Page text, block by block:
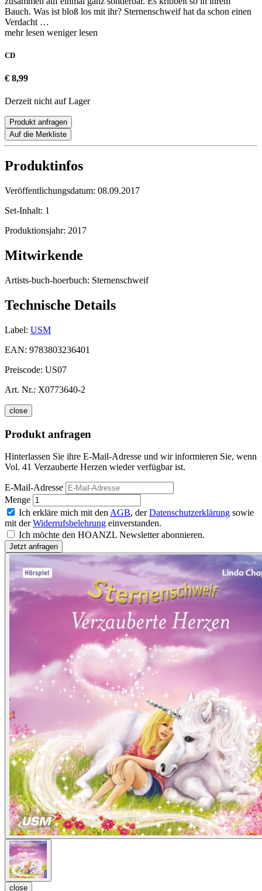
Bauch. Was ist bloß los mit ihr? Sternenschweif hat da schon einen
Verdacht …
mehr lesen weniger lesen
CD
€ 8,99
Derzeit nicht auf Lager
Produkt anfragen
Auf die Merkliste
Produktinfos
Veröffentlichungsdatum: 08.09.2017
Set-Inhalt: 1
Produktionsjahr: 2017
Mitwirkende
Artists-buch-hoerbuch: Sternenschweif
Technische Details
Label: USM
EAN: 9783803236401
Preiscode: US07
Art. Nr.: X0773640-2
close
Produkt anfragen
Hinterlassen Sie ihre E-Mail-Adresse und wir informieren Sie, wenn
Vol. 41 Verzauberte Herzen wieder verfügbar ist.
E-Mail-Adresse
Menge
Ich erkläre mich mit den AGB, derDatenschutzerklärung sowie
mit derWiderrufsbelehrung einverstanden.
Ich möchte den HOANZL Newsletter abonnieren.
close